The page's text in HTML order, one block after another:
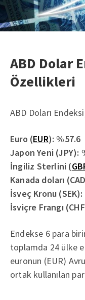
ABD Dolar
Özellikleri
ABD Doları
Euro (EUR): %57.6
Japon Yeni (JPY):
İngiliz Sterlini (
Kanada doları
İsveç Kronu (SEK):
İsviçre Frangı
Endekse 6 para
toplamda 24 ülke
euronun (EUR)
ortak kullanılan